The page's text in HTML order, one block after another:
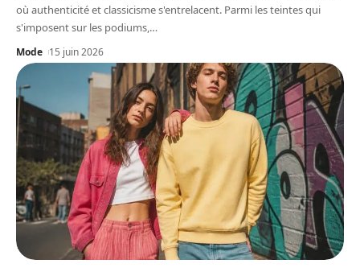
où authenticité et classicisme s'entrelacent. Parmi les teintes qui
s'imposent sur les podiums,…
Mode 15 juin 2026